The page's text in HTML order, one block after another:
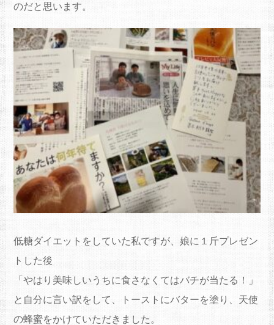
のだと思います。
低糖ダイエットをしていた私ですが、娘に１斤プレゼン
トした後
「やはり美味しいうちに食さなくてはバチが当たる！」
と自分に言い訳をして、トーストにバターを塗り、天使
の蜂蜜をかけていただきました。